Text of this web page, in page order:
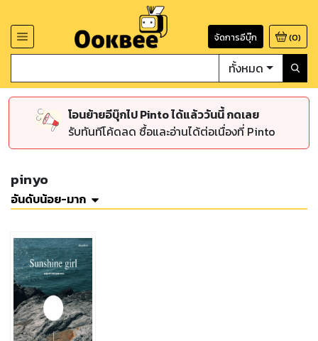
จัดการอีบุ๊ก (0)
ทั้งหมด
โอนย้ายอีบุ๊กไป Pinto ได้แล้ววันนี้ กดเลย
รับทันทีโค้ดลด ซื้อและอ่านได้ต่อเนื่องที่ Pinto
pinyo
อันดับน้อย-มาก